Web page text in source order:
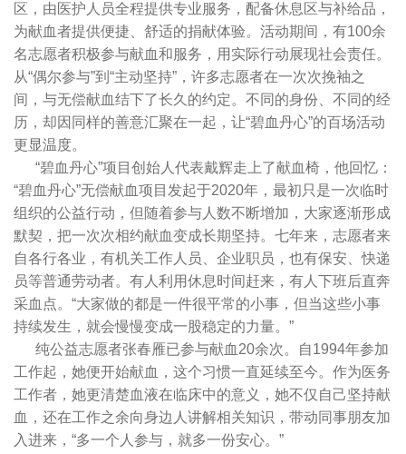
区，由医护人员全程提供专业服务，配备休息区与补给品，
为献血者提供便捷、舒适的捐献体验。活动期间，有100余
名志愿者积极参与献血和服务，用实际行动展现社会责任。
从“偶尔参与”到“主动坚持”，许多志愿者在一次次挽袖之
间，与无偿献血结下了长久的约定。不同的身份、不同的经
历，却因同样的善意汇聚在一起，让“碧血丹心”的百场活动
更显温度。
“碧血丹心”项目创始人代表戴辉走上了献血椅，他回忆：
“碧血丹心”无偿献血项目发起于2020年，最初只是一次临时
组织的公益行动，但随着参与人数不断增加，大家逐渐形成
默契，把一次次相约献血变成长期坚持。七年来，志愿者来
自各行各业，有机关工作人员、企业职员，也有保安、快递
员等普通劳动者。有人利用休息时间赶来，有人下班后直奔
采血点。“大家做的都是一件很平常的小事，但当这些小事
持续发生，就会慢慢变成一股稳定的力量。”
纯公益志愿者张春雁已参与献血20余次。自1994年参加
工作起，她便开始献血，这个习惯一直延续至今。作为医务
工作者，她更清楚血液在临床中的意义，她不仅自己坚持献
血，还在工作之余向身边人讲解相关知识，带动同事朋友加
入进来，“多一个人参与，就多一份安心。”